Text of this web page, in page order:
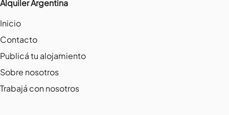
Alquiler Argentina
Inicio
Contacto
Publicá tu alojamiento
Sobre nosotros
Trabajá con nosotros